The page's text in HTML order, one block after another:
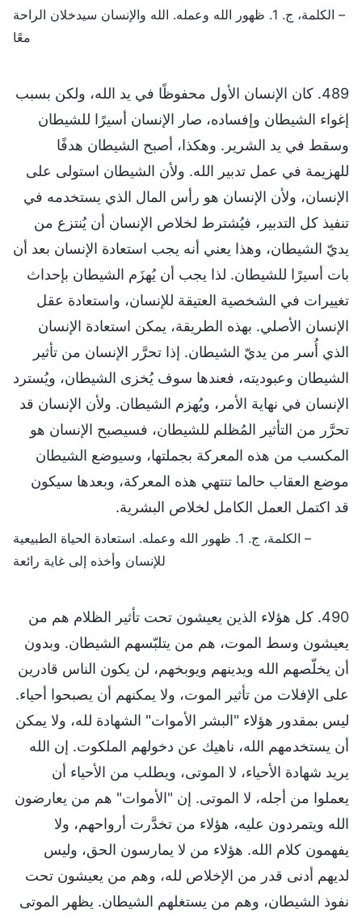
– الكلمة، ج. 1. ظهور الله وعمله. الله والإنسان سيدخلان الراحة
معًا
489. كان الإنسان الأول محفوظًا في يد الله، ولكن بسبب
إغواء الشيطان وإفساده، صار الإنسان أسيرًا للشيطان
وسقط في يد الشرير. وهكذا، أصبح الشيطان هدفًا
للهزيمة في عمل تدبير الله. ولأن الشيطان استولى على
الإنسان، ولأن الإنسان هو رأس المال الذي يستخدمه في
تنفيذ كل التدبير، فيُشترط لخلاص الإنسان أن يُنتزع من
يديّ الشيطان، وهذا يعني أنه يجب استعادة الإنسان بعد أن
بات أسيرًا للشيطان. لذا يجب أن يُهزَم الشيطان بإحداث
تغييرات في الشخصية العتيقة للإنسان، واستعادة عقل
الإنسان الأصلي. بهذه الطريقة، يمكن استعادة الإنسان
الذي أُسر من يديّ الشيطان. إذا تحرَّر الإنسان من تأثير
الشيطان وعبوديته، فعندها سوف يُخزى الشيطان، ويُسترد
الإنسان في نهاية الأمر، ويُهزم الشيطان. ولأن الإنسان قد
تحرَّر من التأثير المُظلم للشيطان، فسيصبح الإنسان هو
المكسب من هذه المعركة بجملتها، وسيوضع الشيطان
موضع العقاب حالما تنتهي هذه المعركة، وبعدها سيكون
قد اكتمل العمل الكامل لخلاص البشرية.
– الكلمة، ج. 1. ظهور الله وعمله. استعادة الحياة الطبيعية
للإنسان وأخذه إلى غاية رائعة
490. كل هؤلاء الذين يعيشون تحت تأثير الظلام هم من
يعيشون وسط الموت، هم من يتلبّسهم الشيطان. وبدون
أن يخلّصهم الله ويدينهم ويوبخهم، لن يكون الناس قادرين
على الإفلات من تأثير الموت، ولا يمكنهم أن يصبحوا أحياء.
ليس بمقدور هؤلاء "البشر الأموات" الشهادة لله، ولا يمكن
أن يستخدمهم الله، ناهيك عن دخولهم الملكوت. إن الله
يريد شهادة الأحياء، لا الموتى، ويطلب من الأحياء أن
يعملوا من أجله، لا الموتى. إن "الأموات" هم من يعارضون
الله ويتمردون عليه، هؤلاء من تخدَّرت أرواحهم، ولا
يفهمون كلام الله. هؤلاء من لا يمارسون الحق، وليس
لديهم أدنى قدر من الإخلاص لله، وهم من يعيشون تحت
نفوذ الشيطان، وهم من يستغلهم الشيطان. يظهر الموتى